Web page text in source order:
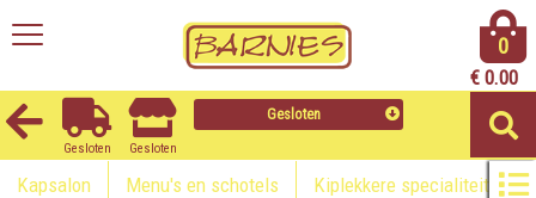
0
€ 0.00
Gesloten Gesloten
Gesloten
Kapsalon Menu's en schotels Kiplekkere specialiteiten